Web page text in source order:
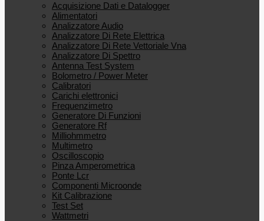
Acquisizione Dati e Datalogger
Alimentatori
Analizzatore Audio
Analizzatore Di Rete Elettrica
Analizzatore Di Rete Vettoriale Vna
Analizzatore Di Spettro
Antenna Test System
Bolometro / Power Meter
Calibratori
Carichi elettronici
Frequenzimetro
Generatore Di Funzioni
Generatore Rf
Milliohmmetro
Multimetro
Oscilloscopio
Pinza Amperometrica
Ponte Lcr
Componenti Microonde
Kit Calibrazione
Test Set
Wattmetri